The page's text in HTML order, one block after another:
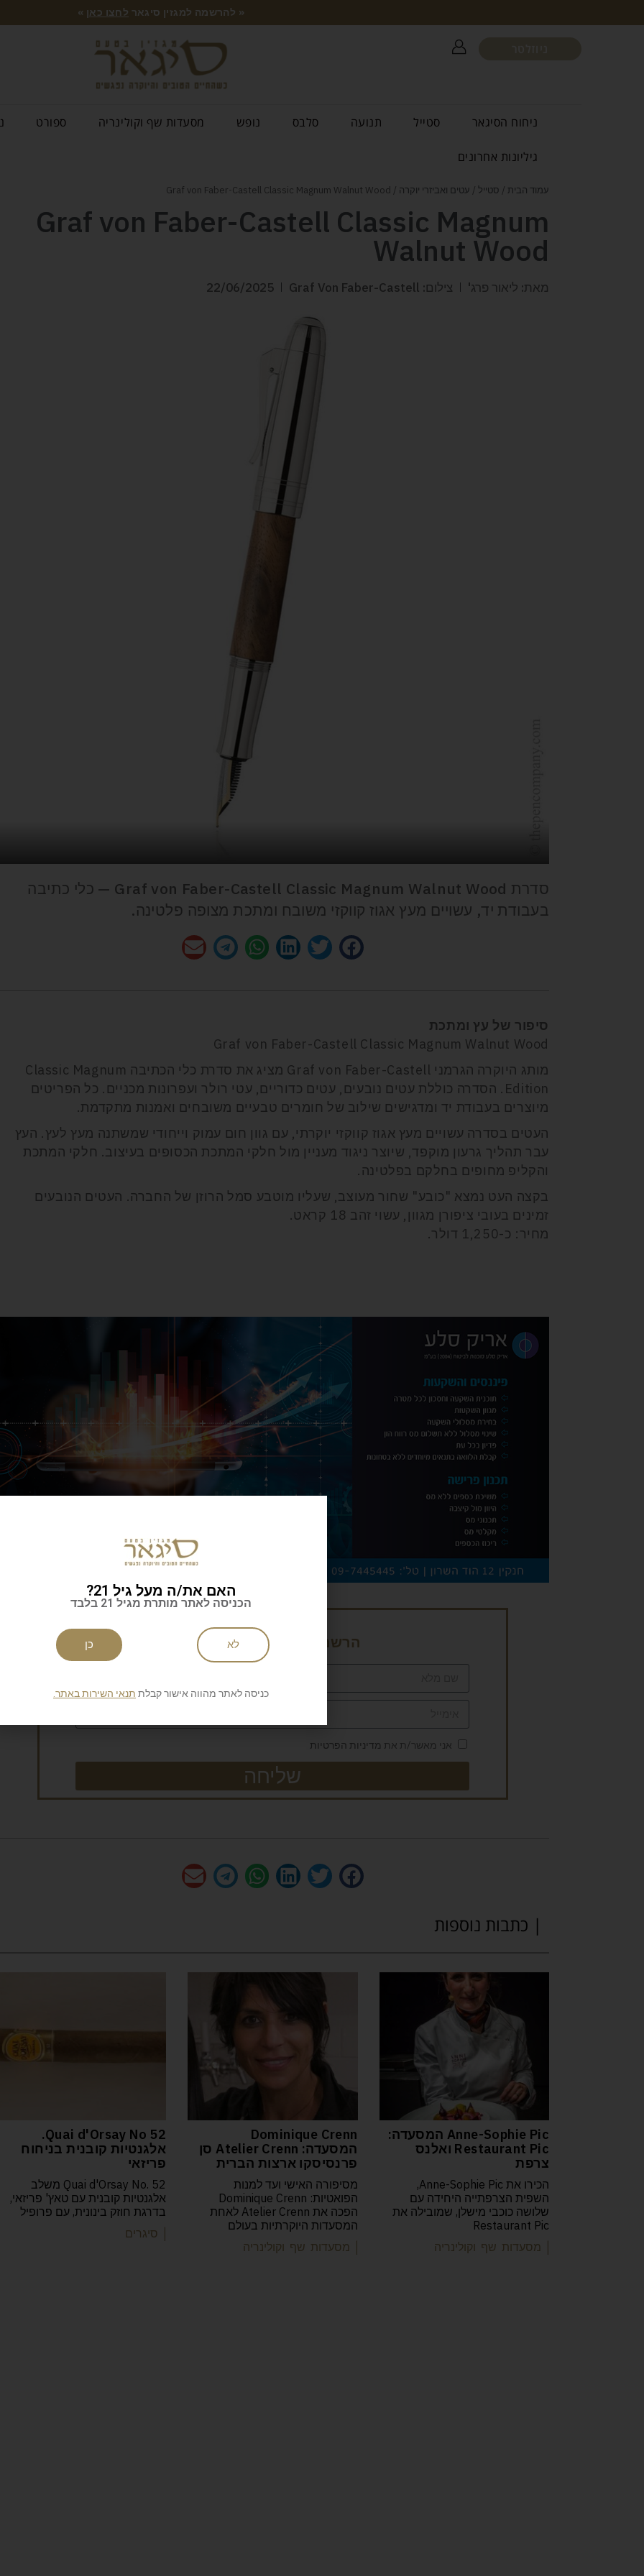
« להרשמה למגזין סיגאר לחצו כאן »
ניחוח הסיגאר סטייל תנועה סלבס נופש מסעדות שף וקולינריה ספורט
גיליונות אחרונים
עמוד הבית / סטייל / עטים ואביזרי יוקרה / Graf von Faber-Castell Classic Magnum Walnut Wood
Graf von Faber-Castell Classic Magnum
Walnut Wood
מאת: ליאור פרג' צילום: Graf Von Faber-Castell 22/06/2025
סדרת Graf von Faber-Castell Classic Magnum Walnut Wood — כלי כתיבה
בעבודת יד, עשויים מעץ אגוז קווקזי משובח ומתכת מצופה פלטינה.
סיפור של עץ ומתכת
Graf von Faber-Castell Classic Magnum Walnut Wood
מותג היוקרה הגרמני Graf von Faber-Castell מציג את סדרת כלי הכתיבה Classic Magnum
Edition. הסדרה כוללת עטים נובעים, עטים כדוריים, עטי רולר ועפרונות מכניים. כל הפריטים
מיוצרים בעבודת יד ומדגישים שילוב של חומרים טבעיים משובחים ואמנות מתקדמת.
העטים בסדרה עשויים מעץ אגוז קווקזי יוקרתי, עם גוון חום עמוק וייחודי שמשתנה מעץ לעץ. העץ
עבר תהליך גרעון מוקפד, שיוצר ניגוד מעניין מול חלקי המתכת הכסופים בעיצוב. חלקי המתכת
והקליפ מחופים בחלקם בפלטינה.
בקצה העט נמצא "כובע" שחור מעוצב, שעליו מוטבע סמל הרוזן של החברה. העטים הנובעים
זמינים בעובי ציפורן מגוון, עשוי זהב 18 קראט.
מחיר: כ-1,250 דולר.
הרשמה לניוזלטר של סיגאר
אני מאשר/ת את מדיניות הפרטיות
שליחה
| כתבות נוספות
Anne-Sophie Pic המסעדה:
Restaurant Pic ואלנס
צרפת
הכירו את Anne-Sophie Pic,
השפית הצרפתייה היחידה עם
שלושה כוכבי מישלן, שמובילה את
Restaurant Pic
| מסעדות שף וקולינריה
Dominique Crenn
המסעדה: Atelier Crenn סן
פרנסיסקו ארצות הברית
מסיפורה האישי ועד למנות
הפואטיות: Dominique Crenn
הפכה את Atelier Crenn לאחת
המסעדות היוקרתיות בעולם
| מסעדות שף וקולינריה
52 Quai d'Orsay No.
אלגנטיות קובנית בניחוח
פריזאי
Quai d'Orsay No. 52 משלב
אלגנטיות קובנית עם טאץ' פריזאי,
בדרגת חוזק בינונית, עם פרופיל
| סיגרים
האם את/ה מעל גיל 21?
הכניסה לאתר מותרת מגיל 21 בלבד
לא כן
כניסה לאתר מהווה אישור קבלת תנאי השירות באתר.